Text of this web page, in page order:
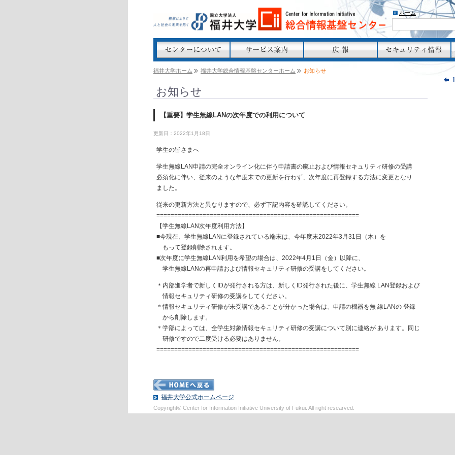
ホーム
福井大学ホーム 福井大学総合情報基盤センターホーム お知らせ
お知らせ
【重要】学生無線LANの次年度での利用について
更新日：2022年1月18日
学生の皆さまへ
学生無線LAN申請の完全オンライン化に伴う申請書の廃止および情報セキュリティ研修の受講
必須化に伴い、従来のような年度末での更新を行わず、次年度に再登録する方法に変更となり
ました。
従来の更新方法と異なりますので、必ず下記内容を確認してください。
=========================================================
【学生無線LAN次年度利用方法】
■今現在、学生無線LANに登録されている端末は、今年度末2022年3月31日（木）を
もって登録削除されます。
■次年度に学生無線LAN利用を希望の場合は、2022年4月1日（金）以降に、
学生無線LANの再申請および情報セキュリティ研修の受講をしてください。
＊内部進学者で新しくIDが発行される方は、新しくID発行された後に、学生無線 LAN登録および
情報セキュリティ研修の受講をしてください。
＊情報セキュリティ研修が未受講であることが分かった場合は、申請の機器を無 線LANの 登録
から削除します。
＊学部によっては、全学生対象情報セキュリティ研修の受講について別に連絡が あります。同じ
研修ですので二度受ける必要はありません。
=========================================================
福井大学公式ホームページ
Copyright© Center for Information Initiative University of Fukui. All right researved.